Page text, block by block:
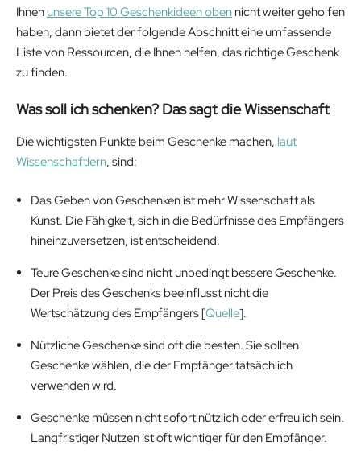
Ihnen unsere Top 10 Geschenkideen oben nicht weiter geholfen
haben, dann bietet der folgende Abschnitt eine umfassende
Liste von Ressourcen, die Ihnen helfen, das richtige Geschenk
zu finden.
Was soll ich schenken? Das sagt die Wissenschaft
Die wichtigsten Punkte beim Geschenke machen, laut
Wissenschaftlern, sind:
Das Geben von Geschenken ist mehr Wissenschaft als
Kunst. Die Fähigkeit, sich in die Bedürfnisse des Empfängers
hineinzuversetzen, ist entscheidend.
Teure Geschenke sind nicht unbedingt bessere Geschenke.
Der Preis des Geschenks beeinflusst nicht die
Wertschätzung des Empfängers [Quelle].
Nützliche Geschenke sind oft die besten. Sie sollten
Geschenke wählen, die der Empfänger tatsächlich
verwenden wird.
Geschenke müssen nicht sofort nützlich oder erfreulich sein.
Langfristiger Nutzen ist oft wichtiger für den Empfänger.